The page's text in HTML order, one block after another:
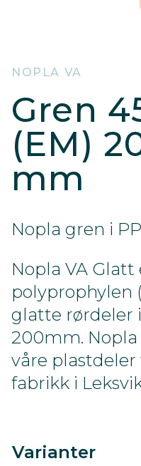
NOPLA VA
Gren
(EM)
mm
Nopla gren i
Nopla VA Glatt
polyprophylen
glatte rørdeler
200mm. Nopla
våre plastdeler
fabrikk i
Varianter